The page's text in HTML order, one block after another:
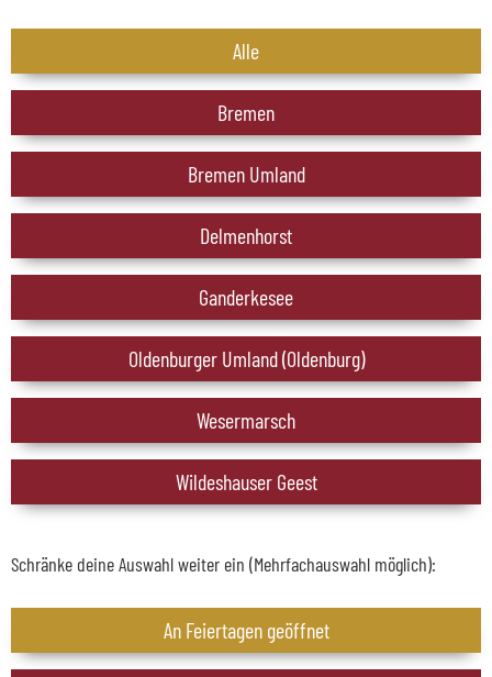
Alle
Bremen
Bremen Umland
Delmenhorst
Ganderkesee
Oldenburger Umland (Oldenburg)
Wesermarsch
Wildeshauser Geest
Schränke deine Auswahl weiter ein (Mehrfachauswahl möglich):
An Feiertagen geöffnet